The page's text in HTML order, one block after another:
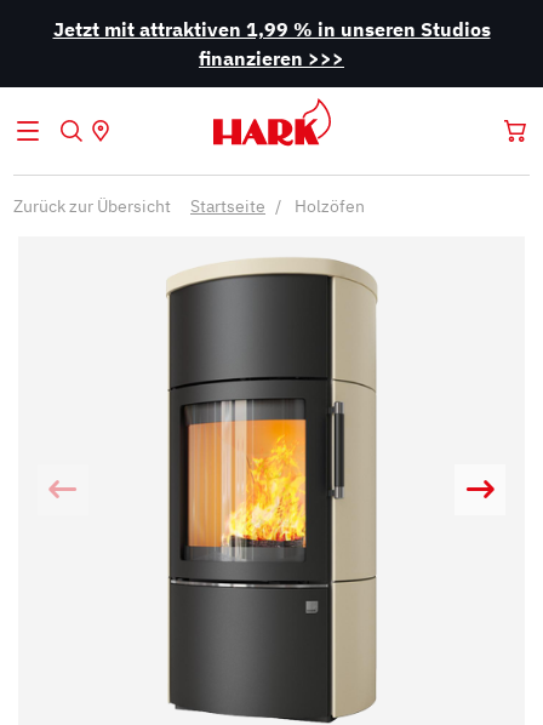
Jetzt mit attraktiven 1,99 % in unseren Studios
finanzieren >>>
Zurück zur Übersicht Startseite Holzöfen